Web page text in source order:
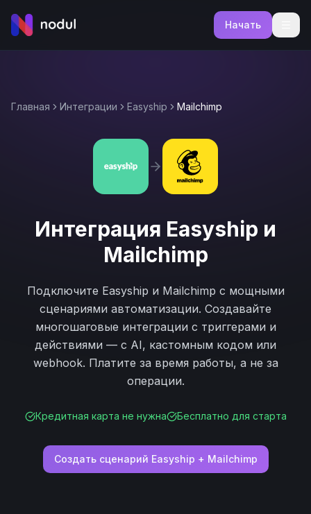
Начать
Главная Интеграции Easyship Mailchimp
Интеграция Easyship и
Mailchimp
Подключите Easyship и Mailchimp с мощными
сценариями автоматизации. Создавайте
многошаговые интеграции с триггерами и
действиями — с AI, кастомным кодом или
webhook. Платите за время работы, а не за
операции.
Кредитная карта не нужна Бесплатно для старта
Создать сценарий Easyship + Mailchimp